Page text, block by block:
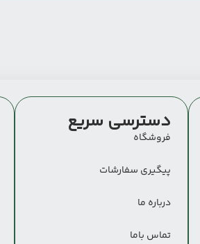
دسترسی سریع
فروشگاه
پیگیری سفارشات
درباره ما
تماس باما